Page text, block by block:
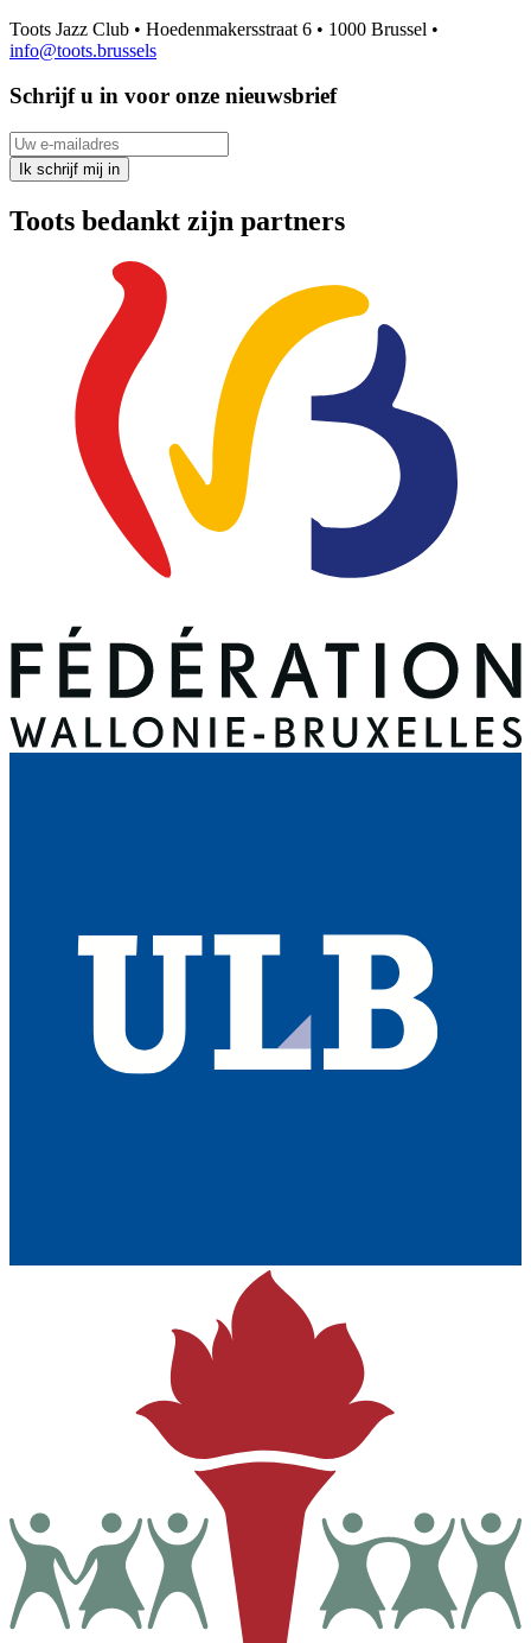
Toots Jazz Club • Hoedenmakersstraat 6 • 1000 Brussel •
info@toots.brussels
Schrijf u in voor onze nieuwsbrief
Uw e-mailadres
Ik schrijf mij in
Toots bedankt zijn partners